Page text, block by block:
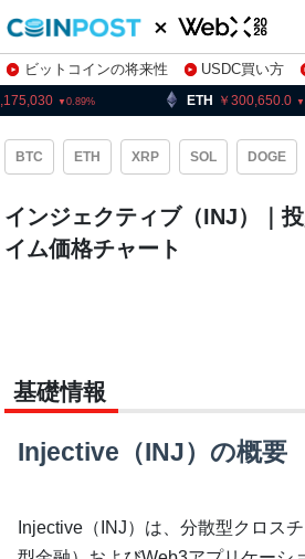
ビットコインの将来性 USDC買い方
株特集・関連銘柄
0.89 ETH 300,650.0
BTC ETH XRP SOL DOGE
インジェクティブ（INJ）｜
イム価格チャート
基礎情報
Injective（INJ）の概要
Injective（INJ）は、分散型クロス